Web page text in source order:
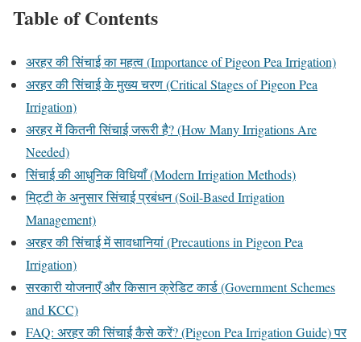
Table of Contents
अरहर की सिंचाई का महत्व (Importance of Pigeon Pea Irrigation)
अरहर की सिंचाई के मुख्य चरण (Critical Stages of Pigeon Pea
Irrigation)
अरहर में कितनी सिंचाई जरूरी है? (How Many Irrigations Are
Needed)
सिंचाई की आधुनिक विधियाँ (Modern Irrigation Methods)
मिट्टी के अनुसार सिंचाई प्रबंधन (Soil-Based Irrigation
Management)
अरहर की सिंचाई में सावधानियां (Precautions in Pigeon Pea
Irrigation)
सरकारी योजनाएँ और किसान क्रेडिट कार्ड (Government Schemes
and KCC)
FAQ: अरहर की सिंचाई कैसे करें? (Pigeon Pea Irrigation Guide) पर